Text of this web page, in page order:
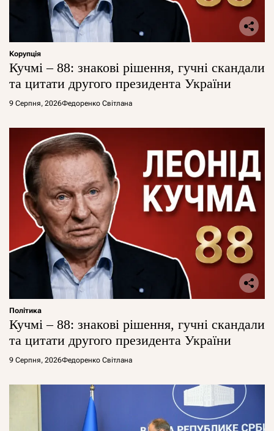
Корупція
Кучмі – 88: знакові рішення, гучні скандали
та цитати другого президента України
9 Серпня, 2026Федоренко Світлана
Політика
Кучмі – 88: знакові рішення, гучні скандали
та цитати другого президента України
9 Серпня, 2026Федоренко Світлана